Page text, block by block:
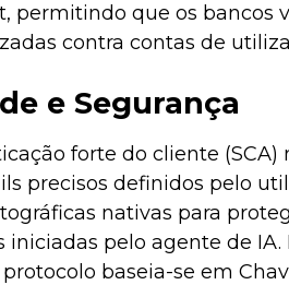
permitindo que os bancos
contra contas de
e Segurança
forte do cliente (SCA)
precisos definidos pelo
nativas para
pelo agente de IA.
baseia-se em